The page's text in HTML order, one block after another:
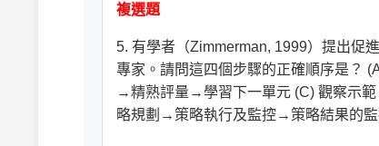
複選題
5. 有學者（Zimmerman, 1999）提出促
專家。請問這四個步驟的正確順序是
→精熟評量→學習下一單元 (C) 觀察示
略規劃→策略執行及監控→策略結果的監